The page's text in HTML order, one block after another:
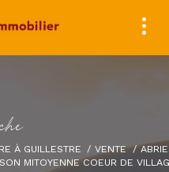
che
À GUILLESTRE VENTE
MITOYENNE COEUR DE